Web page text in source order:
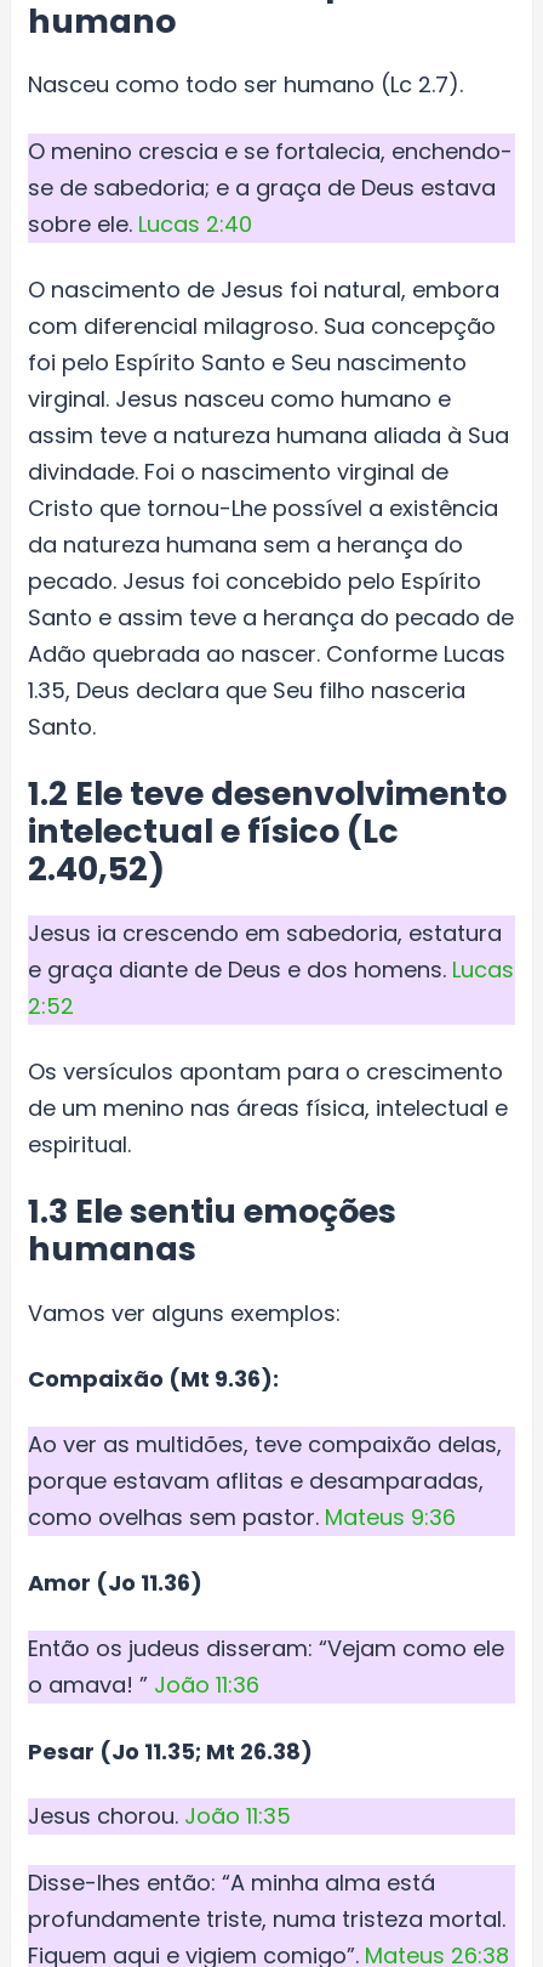
humano
Nasceu como todo ser humano (Lc 2.7).
O menino crescia e se fortalecia, enchendo-
se de sabedoria; e a graça de Deus estava
sobre ele. Lucas 2:40
O nascimento de Jesus foi natural, embora
com diferencial milagroso. Sua concepção
foi pelo Espírito Santo e Seu nascimento
virginal. Jesus nasceu como humano e
assim teve a natureza humana aliada à Sua
divindade. Foi o nascimento virginal de
Cristo que tornou-Lhe possível a existência
da natureza hu­mana sem a herança do
pecado. Jesus foi concebido pelo Espírito
Santo e assim teve a herança do pecado de
Adão quebrada ao nascer. Conforme Lucas
1.35, Deus declara que Seu filho nasceria
Santo.
1.2 Ele teve desenvolvimento
intelectual e físico (Lc
2.40,52)
Jesus ia crescendo em sabedoria, estatura
e graça diante de Deus e dos homens. Lucas
2:52
Os versículos apontam para o crescimento
de um menino nas áreas física, intelectual e
espiritual.
1.3 Ele sentiu emoções
humanas
Vamos ver alguns exemplos:
Compaixão (Mt 9.36):
Ao ver as multidões, teve compaixão delas,
porque estavam aflitas e desamparadas,
como ovelhas sem pastor. Mateus 9:36
Amor (Jo 11.36)
Então os judeus disseram: “Vejam como ele
o amava! ” João 11:36
Pesar (Jo 11.35; Mt 26.38)
Jesus chorou. João 11:35
Disse-lhes então: “A minha alma está
profundamente triste, numa tristeza mortal.
Fiquem aqui e vigiem comigo”. Mateus 26:38